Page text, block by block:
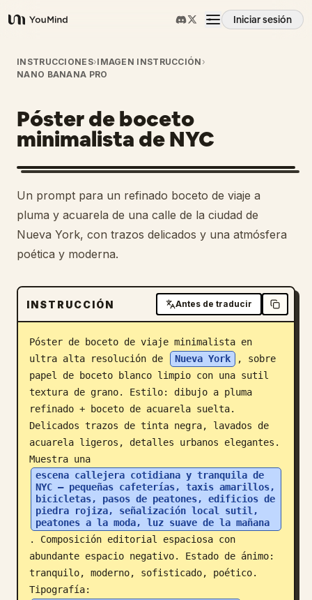
YouMind
Iniciar sesión
Resumen
Prompts
Precios
Descargar
Actualizaciones
INSTRUCCIONES›IMAGEN INSTRUCCIÓN ›
NANO BANANA PRO
Póster de boceto
minimalista de NYC
Un prompt para un refinado boceto de viaje a
pluma y acuarela de una calle de la ciudad de
Nueva York, con trazos delicados y una atmósfera
poética y moderna.
INSTRUCCIÓN Antes de traducir
Póster de boceto de viaje minimalista en
ultra alta resolución de
Nueva York
, sobre
papel de boceto blanco limpio con una sutil
textura de grano. Estilo: dibujo a pluma
refinado + boceto de acuarela suelta.
Delicados trazos de tinta negra, lavados de
acuarela ligeros, detalles urbanos elegantes.
Muestra una
escena callejera cotidiana y tranquila de
NYC — pequeñas cafeterías, taxis amarillos,
bicicletas, pasos de peatones, edificios de
piedra rojiza, señalización local sutil,
peatones a la moda, luz suave de la mañana
. Composición editorial espaciosa con
abundante espacio negativo. Estado de ánimo:
tranquilo, moderno, sofisticado, poético.
Tipografía: